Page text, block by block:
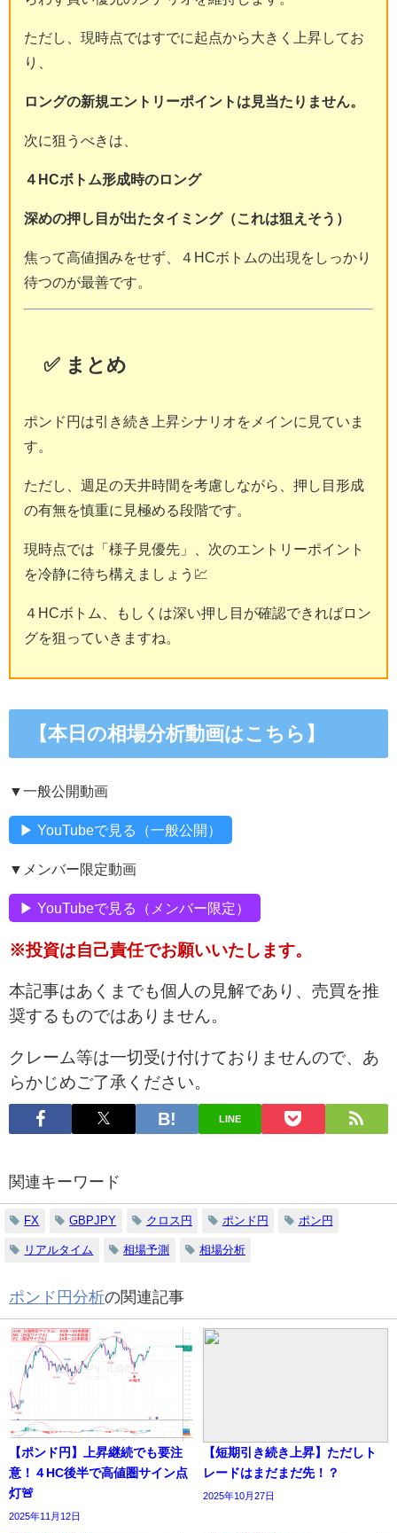
ただし、現時点ではすでに起点から大きく上昇してお
り、
ロングの新規エントリーポイントは見当たりません。
次に狙うべきは、
４HCボトム形成時のロング
深めの押し目が出たタイミング（これは狙えそう）
焦って高値掴みをせず、４HCボトムの出現をしっかり
待つのが最善です。
✅ まとめ
ポンド円は引き続き上昇シナリオをメインに見ていま
す。
ただし、週足の天井時間を考慮しながら、押し目形成
の有無を慎重に見極める段階です。
現時点では「様子見優先」、次のエントリーポイント
を冷静に待ち構えましょう💹
４HCボトム、もしくは深い押し目が確認できればロン
グを狙っていきますね。
【本日の相場分析動画はこちら】
▼一般公開動画
▶︎ YouTubeで見る（一般公開）
▼メンバー限定動画
▶︎ YouTubeで見る（メンバー限定）
※投資は自己責任でお願いいたします。
本記事はあくまでも個人の見解であり、売買を推
奨するものではありません。
クレーム等は一切受け付けておりませんので、あ
らかじめご了承ください。
LINE
関連キーワード
FX GBPJPY クロス円 ポンド円 ポン円
リアルタイム 相場予測 相場分析
ポンド円分析の関連記事
【ポンド円】上昇継続でも要注
意！４HC後半で高値圏サイン点
灯🚨
2025年11月12日
【短期引き続き上昇】ただしト
レードはまだまだ先！？
2025年10月27日